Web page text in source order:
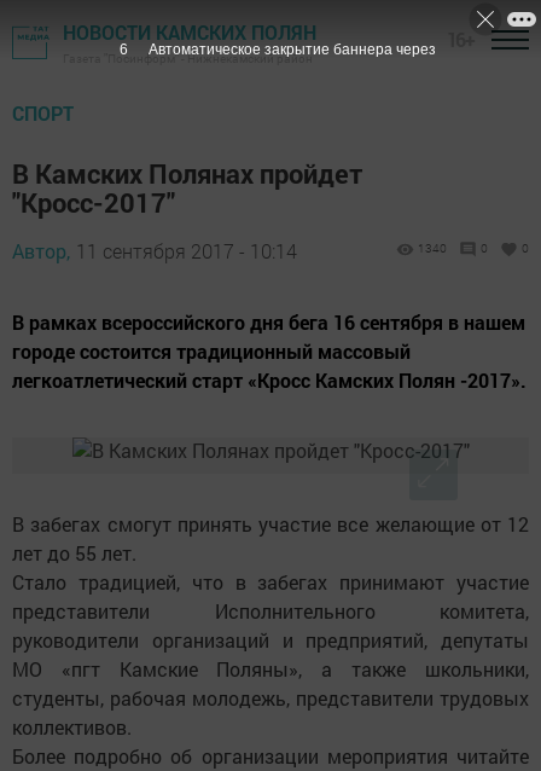
НОВОСТИ КАМСКИХ ПОЛЯН
Газета "Посинформ" - Нижнекамский район
СПОРТ
В Камских Полянах пройдет
"Кросс-2017"
Автор, 11 сентября 2017 - 10:14 1340 0 0
В рамках всероссийского дня бега 16 сентября в нашем
городе состоится традиционный массовый
легкоатлетический старт «Кросс Камских Полян -2017».
В забегах смогут принять участие все желающие от 12
лет до 55 лет.
Стало традицией, что в забегах принимают участие
представители Исполнительного комитета,
руководители организаций и предприятий, депутаты
МО «пгт Камские Поляны», а также школьники,
студенты, рабочая молодежь, представители трудовых
коллективов.
Более подробно об организации мероприятия читайте
5 Автоматическое закрытие баннера через